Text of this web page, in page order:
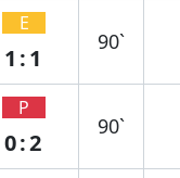
E
1:1
90`
P
0:2
90`